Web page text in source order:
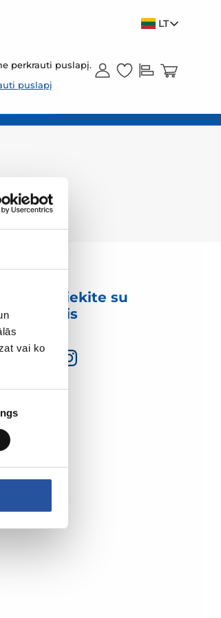
vai ko
LT
perkrauti puslapį.
puslapį
Susisiekite su
mumis